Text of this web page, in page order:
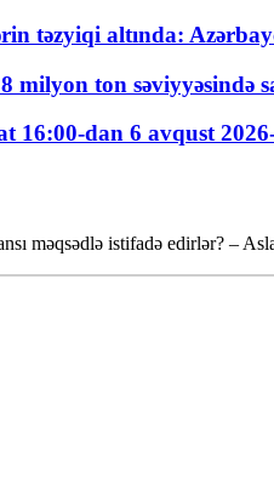
təzyiqi altında:
8 milyon ton
16:00-dan 6 avqust
məqsədlə istifadə edirlər? –